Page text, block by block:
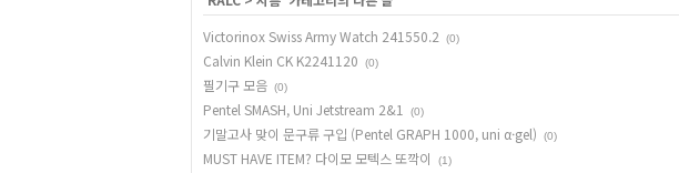
Victorinox Swiss Army Watch 241550.2
(0)
Calvin Klein CK K2241120 (0)
필기구 모음 (0)
Pentel SMASH, Uni Jetstream 2&1 (0)
기말고사 맞이 문구류 구입 (Pentel GRAPH 1000, uni α·gel) (0)
MUST HAVE ITEM? 다이모 모텍스 또깍이 (1)